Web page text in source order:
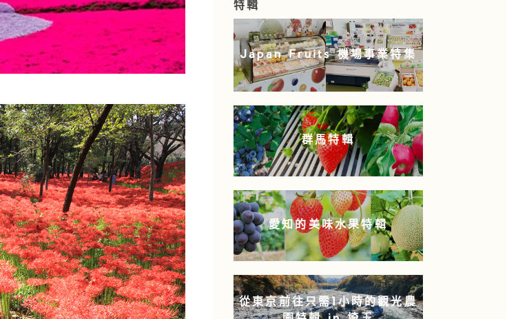
特輯
Japan Fruits 機場事業特集
群馬特輯
愛知的美味水果特輯
從東京前往只需1小時的觀光農